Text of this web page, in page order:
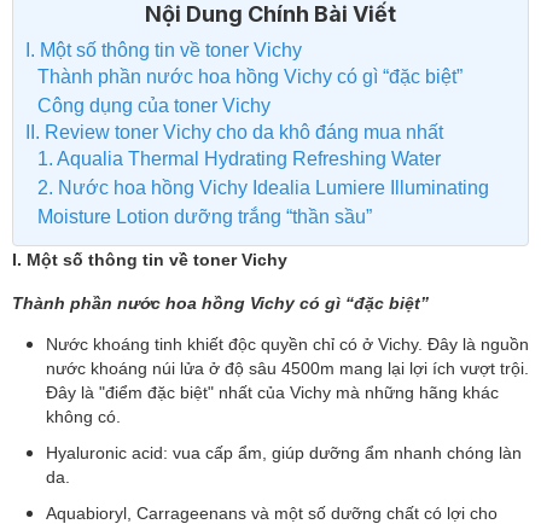
Nội Dung Chính Bài Viết
I. Một số thông tin về toner Vichy
Thành phần nước hoa hồng Vichy có gì “đặc biệt”
Công dụng của toner Vichy
II. Review toner Vichy cho da khô đáng mua nhất
1. Aqualia Thermal Hydrating Refreshing Water
2. Nước hoa hồng Vichy Idealia Lumiere Illuminating
Moisture Lotion dưỡng trắng “thần sầu”
I. Một số thông tin về toner Vichy
Thành phần nước hoa hồng Vichy có gì “đặc biệt”
Nước khoáng tinh khiết độc quyền chỉ có ở Vichy. Đây là nguồn
nước khoáng núi lửa ở độ sâu 4500m mang lại lợi ích vượt trội.
Đây là "điểm đặc biệt" nhất của Vichy mà những hãng khác
không có.
Hyaluronic acid: vua cấp ẩm, giúp dưỡng ẩm nhanh chóng làn
da.
Aquabioryl, Carrageenans và một số dưỡng chất có lợi cho